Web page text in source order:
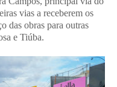
vias a receberem os
das obras para outras
e Tiúba.